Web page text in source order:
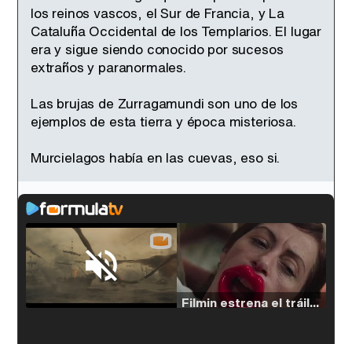
los reinos vascos, el Sur de Francia, y La
Cataluña Occidental de los Templarios. El lugar
era y sigue siendo conocido por sucesos
extraños y paranormales.
Las brujas de Zurragamundi son uno de los
ejemplos de esta tierra y época misteriosa.
Murcielagos había en las cuevas, eso si.
Loaded:
Filmin estrena el tráiler de 'Millennial Mal', su nueva comedia universitaria de la mano de Lorena Iglesias